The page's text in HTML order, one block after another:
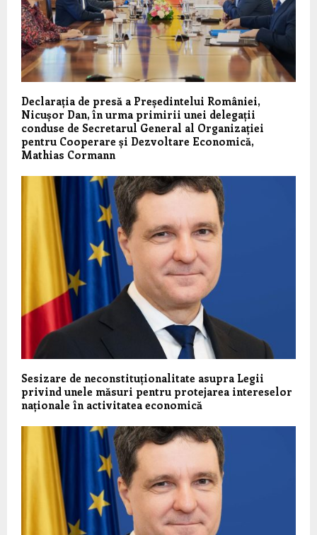
Declarația de presă a Președintelui României,
Nicușor Dan, în urma primirii unei delegații
conduse de Secretarul General al Organizației
pentru Cooperare și Dezvoltare Economică,
Mathias Cormann
Sesizare de neconstituționalitate asupra Legii
privind unele măsuri pentru protejarea intereselor
naționale în activitatea economică